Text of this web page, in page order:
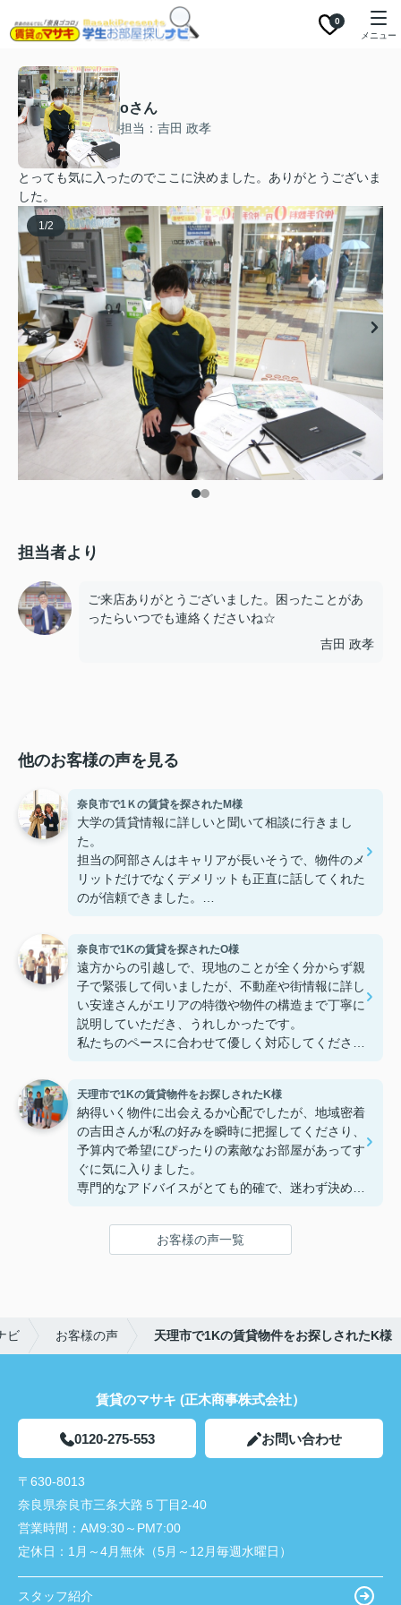
0
メニュー
oさん
担当：吉田 政孝
とっても気に入ったのでここに決めました。ありがとうございま
した。
1/2
担当者より
ご来店ありがとうございました。困ったことがあ
ったらいつでも連絡くださいね☆
吉田 政孝
他のお客様の声を見る
奈良市で1Ｋの賃貸を探されたM様
大学の賃貸情報に詳しいと聞いて相談に行きまし
た。
担当の阿部さんはキャリアが長いそうで、物件のメ
リットだけでなくデメリットも正直に話してくれた
のが信頼できました。
す。
奈良市で1Kの賃貸を探されたO様
遠方からの引越しで、現地のことが全く分からず親
子で緊張して伺いましたが、不動産や街情報に詳し
い安達さんがエリアの特徴や物件の構造まで丁寧に
説明していただき、うれしかったです。
私たちのペースに合わせて優しく対応してくださっ
り、感謝しています。安達さん、ありがとうござい
ました！
天理市で1Kの賃貸物件をお探しされたK様
納得いく物件に出会えるか心配でしたが、地域密着
の吉田さんが私の好みを瞬時に把握してくださり、
予算内で希望にぴったりの素敵なお部屋があってす
ぐに気に入りました。
専門的なアドバイスがとても的確で、迷わず決める
鍵の受け取りのときに、また元気(o・・o)/~お店に
お客様の声一覧
ビ お客様の声 天理市で1Kの賃貸物件をお探しされたK様
賃貸のマサキ (正木商事株式会社）
0120-275-553 お問い合わせ
〒630-8013
奈良県奈良市三条大路５丁目2-40
営業時間： AM9:30～PM7:00
定休日： 1月～4月無休（5月～12月毎週水曜日）
スタッフ紹介